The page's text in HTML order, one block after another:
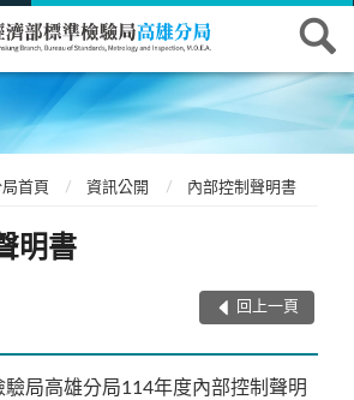
首頁 資訊公開 內部控制聲明書
明書
回上一頁
局高雄分局114年度內部控制聲明